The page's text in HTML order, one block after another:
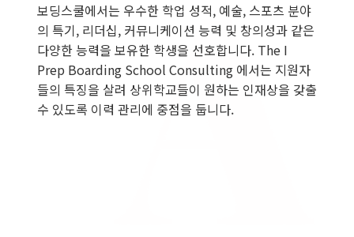
보딩스쿨에서는 우수한 학업 성적, 예술, 스포츠 분야
의 특기, 리더십, 커뮤니케이션 능력 및 창의성과 같은
다양한 능력을 보유한 학생을 선호합니다. The I
Prep Boarding School Consulting 에서는 지원자
들의 특징을 살려 상위학교들이 원하는 인재상을 갖출
수 있도록 이력 관리에 중점을 둡니다.